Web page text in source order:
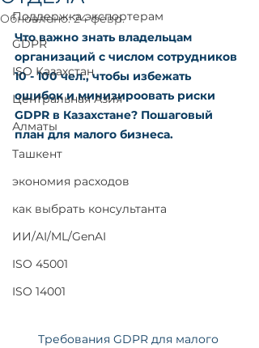
Поддержка экспортерам
GDPR
ISO Казахстан
Центральная Азия
Алматы
Ташкент
экономия расходов
как выбрать консультанта
ИИ/AI/ML/GenAI
ISO 45001
ISO 14001
Обновлено:24 февр.
Что важно знать владельцам
организаций с числом сотрудников
10 - 100 чел., чтобы избежать
ошибок и минизироовать риски
GDPR в Казахстане? Пошаговый
план для малого бизнеса.
Требования GDPR для малого